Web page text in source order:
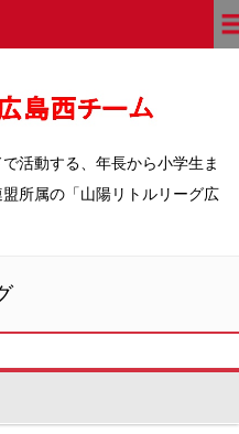
活動する、年長から小学生ま
所属の「山陽リトルリーグ広